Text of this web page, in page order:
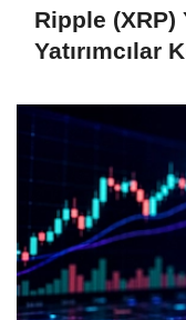
Ripple (XRP)
Yatırımcılar